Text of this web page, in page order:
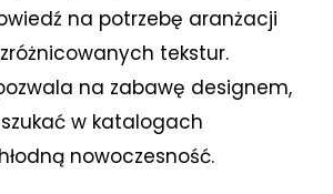
na potrzebę aranżacji
tekstur.
na zabawę designem,
w katalogach
nowoczesność.